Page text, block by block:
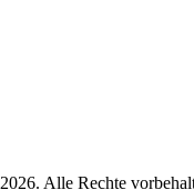
2026. Alle Rechte